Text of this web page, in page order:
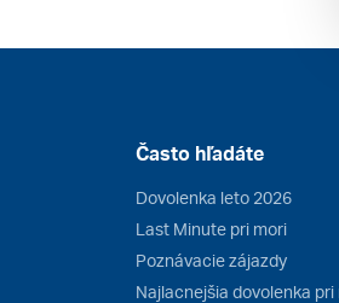
Často hľadáte
Dovolenka leto 2026
Last Minute pri mori
Poznávacie zájazdy
Najlacnejšia dovolenka